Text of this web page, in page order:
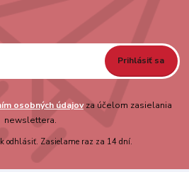
Prihlásiť sa
osobných údajovza účelom zasielania
newslettera.
odhlásiť. Zasielame raz za 14 dní.